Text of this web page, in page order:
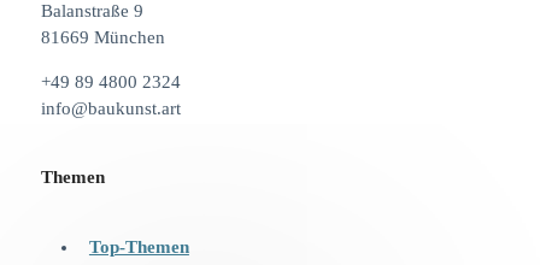
Balanstraße 9
81669 München
+49 89 4800 2324
info@baukunst.art
Themen
Top-Themen